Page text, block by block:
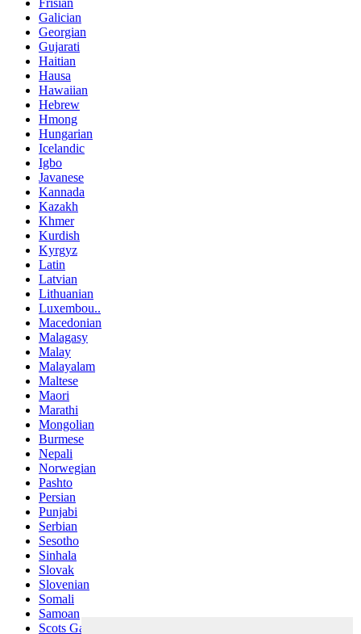
Frisian
Galician
Georgian
Gujarati
Haitian
Hausa
Hawaiian
Hebrew
Hmong
Hungarian
Icelandic
Igbo
Javanese
Kannada
Kazakh
Khmer
Kurdish
Kyrgyz
Latin
Latvian
Lithuanian
Luxembou..
Macedonian
Malagasy
Malay
Malayalam
Maltese
Maori
Marathi
Mongolian
Burmese
Nepali
Norwegian
Pashto
Persian
Punjabi
Serbian
Sesotho
Sinhala
Slovak
Slovenian
Somali
Samoan
Scots Gaelic